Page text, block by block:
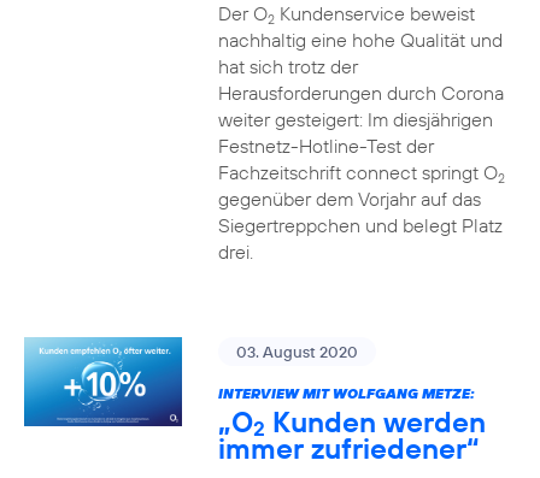
Der O2Kundenservice beweist
nachhaltig eine hohe Qualität und
hat sich trotz der
Herausforderungen durch Corona
weiter gesteigert: Im diesjährigen
Festnetz-Hotline-Test der
Fachzeitschrift connect springt O2
gegenüber dem Vorjahr auf das
Siegertreppchen und belegt Platz
drei.
03. August 2020
INTERVIEW MIT WOLFGANG METZE:
„O2 Kunden werden
immer zufriedener“